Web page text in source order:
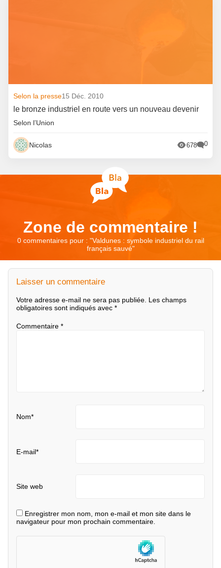
Selon la presse15 Déc. 2010
le bronze industriel en route vers un nouveau devenir
Selon l’Union
Nicolas 678 0
Zone de commentaire !
0 commentaires pour : "Valdunes : symbole industriel du rail
français sauvé"
Laisser un commentaire
Votre adresse e-mail ne sera pas publiée. Les champs
obligatoires sont indiqués avec *
Commentaire *
Nom*
E-mail*
Site web
Enregistrer mon nom, mon e-mail et mon site dans le
navigateur pour mon prochain commentaire.